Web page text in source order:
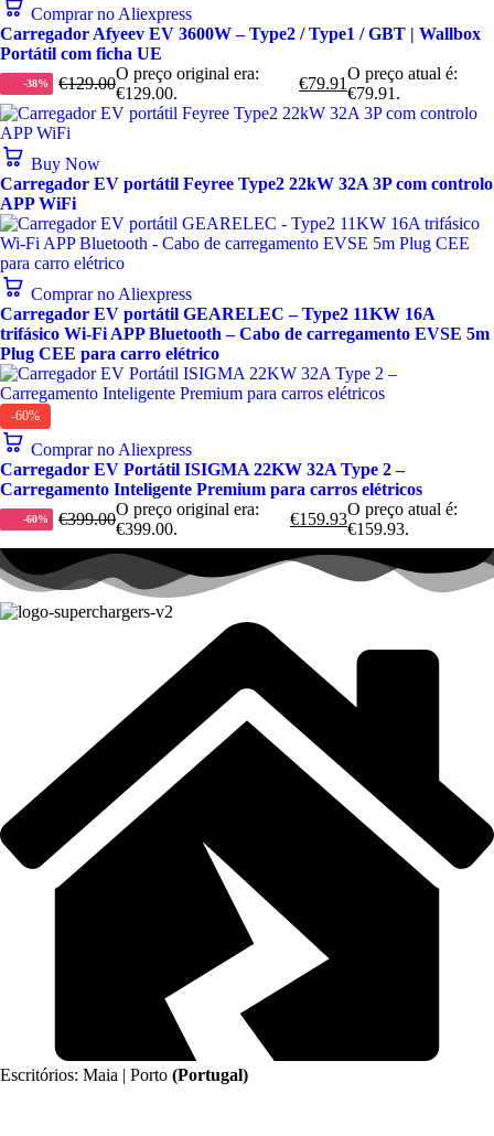
Comprar no Aliexpress
Carregador Afyeev EV 3600W – Type2 / Type1 / GBT | Wallbox
Portátil com ficha UE
-38% €129.00
O preço original era:
€129.00.
€79.91
O preço atual é:
€79.91.
Buy Now
Carregador EV portátil Feyree Type2 22kW 32A 3P com controlo
APP WiFi
Comprar no Aliexpress
Carregador EV portátil GEARELEC – Type2 11KW 16A
trifásico Wi-Fi APP Bluetooth – Cabo de carregamento EVSE 5m
Plug CEE para carro elétrico
-60%
Comprar no Aliexpress
Carregador EV Portátil ISIGMA 22KW 32A Type 2 –
Carregamento Inteligente Premium para carros elétricos
-60% €399.00
O preço original era:
€399.00.
€159.93
O preço atual é:
€159.93.
Escritórios: Maia | Porto (Portugal)